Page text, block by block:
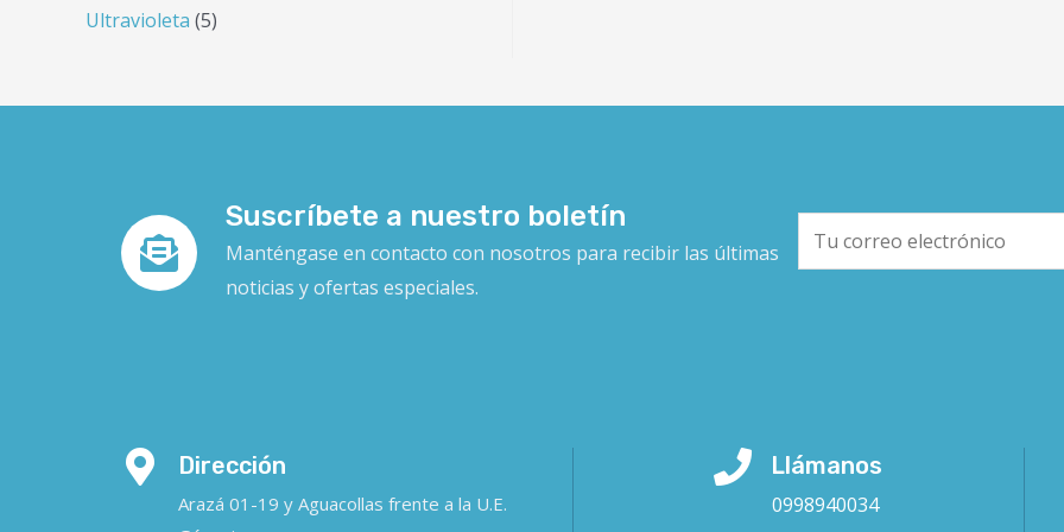
Ultravioleta 5
Suscríbete a nuestro boletín
Manténgase en contacto con nosotros para recibir las últimas
noticias y ofertas especiales.
Dirección
Arazá 01-19 y Aguacollas frente a la U.E.
Llámanos
0998940034